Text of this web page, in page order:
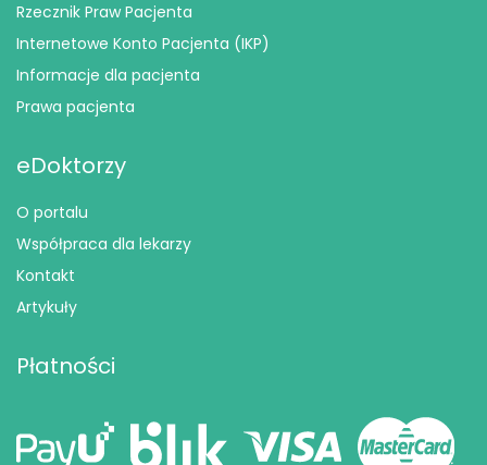
Rzecznik Praw Pacjenta
Internetowe Konto Pacjenta (IKP)
Informacje dla pacjenta
Prawa pacjenta
eDoktorzy
O portalu
Współpraca dla lekarzy
Kontakt
Artykuły
Płatności